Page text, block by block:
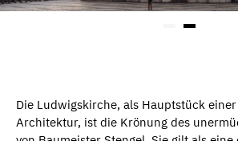
Die Ludwigskirche, als Hauptstück
Architektur, ist die Krönung des